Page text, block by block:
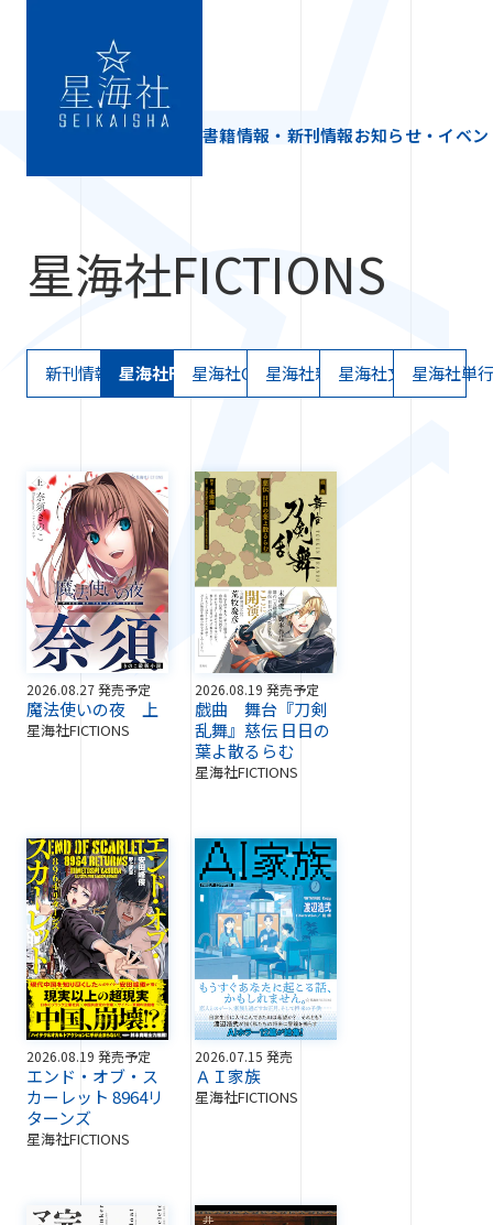
書籍情報・新刊情報お知らせ・イベン
星海社FICTIONS
新刊情報 星海社FICTIONS星海社COMICS星海社新書星海社文庫星海社単
2026.08.27 発売予定
魔法使いの夜 上
星海社FICTIONS
2026.08.19 発売予定
戯曲 舞台『刀剣
乱舞』慈伝 日日の
葉よ散るらむ
星海社FICTIONS
2026.08.19 発売予定
エンド・オブ・ス
カーレット 8964リ
ターンズ
星海社FICTIONS
2026.07.15 発売
ＡＩ家族
星海社FICTIONS